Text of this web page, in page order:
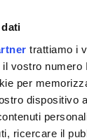
trattiamo i
vostro numero
per
dispositivo
ricercare il
governo